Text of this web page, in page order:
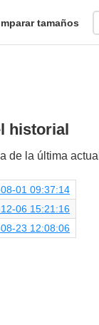
tamaños
historial
de la última
01 09:37:14
06 15:21:16
23 12:08:06